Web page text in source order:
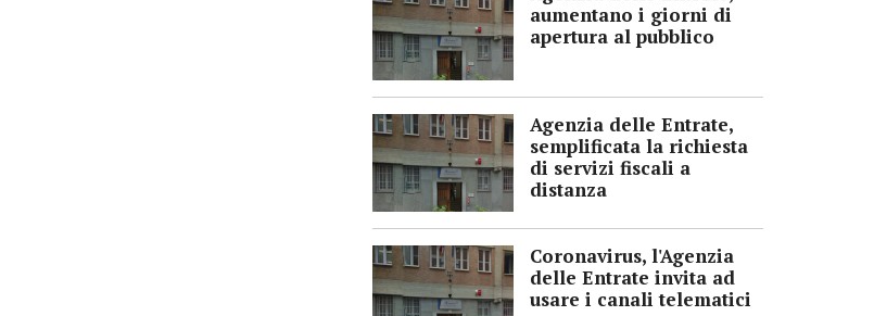
aumentano i giorni di
apertura al pubblico
Agenzia delle Entrate,
semplificata la richiesta
di servizi fiscali a
distanza
Coronavirus, l'Agenzia
delle Entrate invita ad
usare i canali telematici